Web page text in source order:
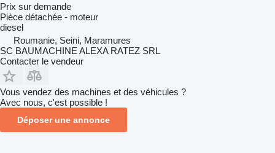
Prix sur demande
Pièce détachée - moteur
diesel
Roumanie, Seini, Maramures
SC BAUMACHINE ALEXA RATEZ SRL
Contacter le vendeur
Vous vendez des machines et des véhicules ?
Avec nous, c'est possible !
Déposer une annonce